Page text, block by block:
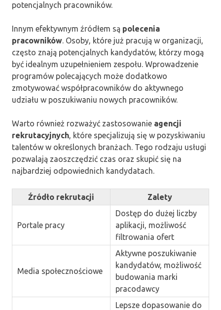
potencjalnych pracowników.
Innym efektywnym źródłem są polecenia
pracowników. Osoby, które już pracują w organizacji,
często znają potencjalnych kandydatów, którzy mogą
być idealnym uzupełnieniem zespołu. Wprowadzenie
programów polecających może dodatkowo
zmotywować współpracowników do aktywnego
udziału w poszukiwaniu nowych pracowników.
Warto również rozważyć zastosowanie agencji
rekrutacyjnych, które specjalizują się w pozyskiwaniu
talentów w określonych branżach. Tego rodzaju usługi
pozwalają zaoszczędzić czas oraz skupić się na
najbardziej odpowiednich kandydatach.
Źródło rekrutacji Zalety
Portale pracy
Dostęp do dużej liczby
aplikacji, możliwość
filtrowania ofert
Media społecznościowe
Aktywne poszukiwanie
kandydatów, możliwość
budowania marki
pracodawcy
Lepsze dopasowanie do